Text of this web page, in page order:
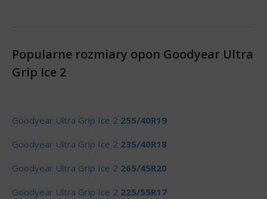
Popularne rozmiary opon Goodyear Ultra
Grip Ice 2
Goodyear Ultra Grip Ice 2 255/40R19
Goodyear Ultra Grip Ice 2 235/40R18
Goodyear Ultra Grip Ice 2 265/45R20
Goodyear Ultra Grip Ice 2 225/55R17